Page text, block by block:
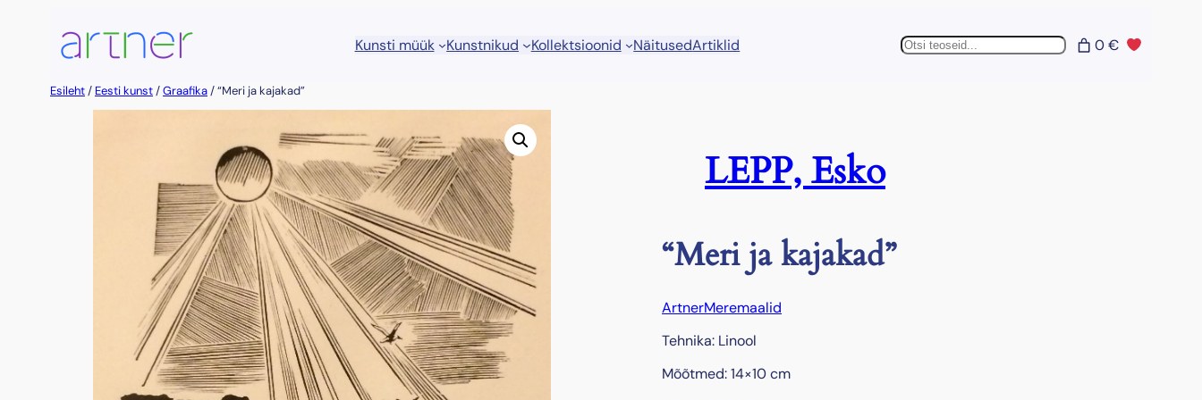
Kunsti müük Kunstnikud Kollektsioonid NäitusedArtiklid Otsing 0 €
Esileht/ Eesti kunst/Graafika/ “Meri ja kajakad”
LEPP, Esko
“Meri ja kajakad”
ArtnerMeremaalid
Tehnika: Linool
Mõõtmed: 14×10 cm